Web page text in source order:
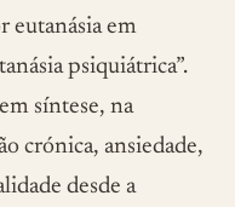
eutanásia em
psiquiátrica”.
síntese, na
crónica, ansiedade,
desde a